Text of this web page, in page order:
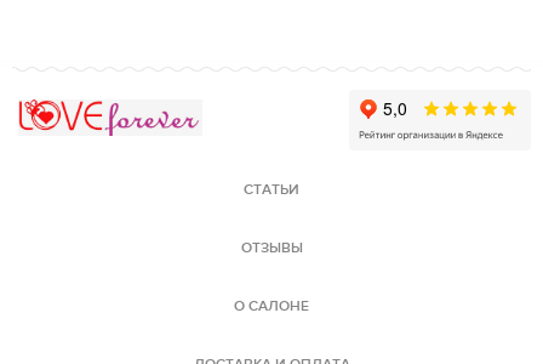
СТАТЬИ
ОТЗЫВЫ
О САЛОНЕ